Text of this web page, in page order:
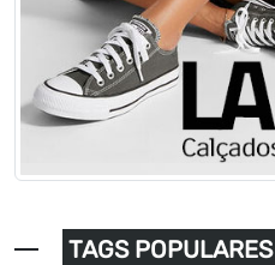
TAGS POPULARES